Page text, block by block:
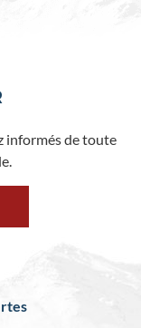
informés de toute